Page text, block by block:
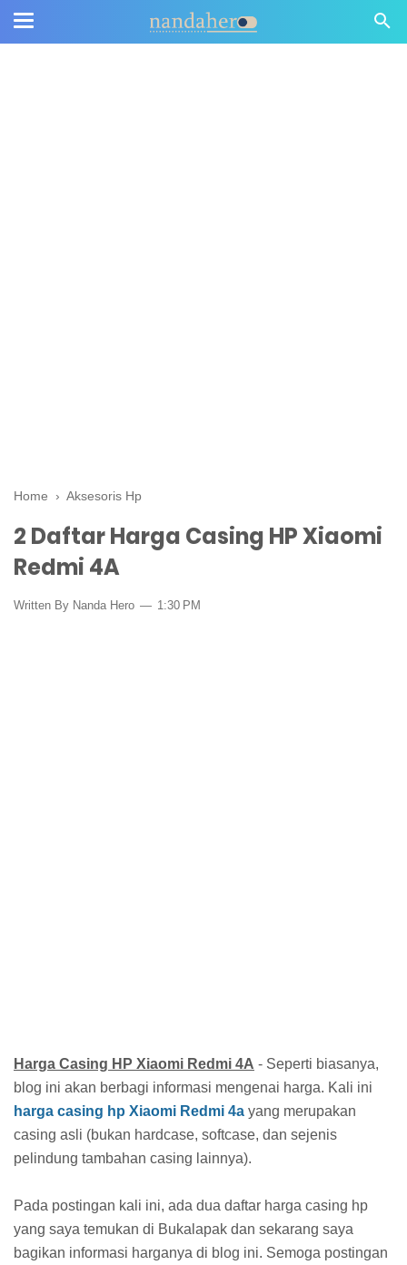
Home › Aksesoris Hp
2 Daftar Harga Casing HP Xiaomi
Redmi 4A
Written By Nanda Hero 1:30 PM
Harga Casing HP Xiaomi Redmi 4A - Seperti biasanya,
blog ini akan berbagi informasi mengenai harga. Kali ini
harga casing hp Xiaomi Redmi 4a yang merupakan
casing asli (bukan hardcase, softcase, dan sejenis
pelindung tambahan casing lainnya).
Pada postingan kali ini, ada dua daftar harga casing hp
yang saya temukan di Bukalapak dan sekarang saya
bagikan informasi harganya di blog ini. Semoga postingan